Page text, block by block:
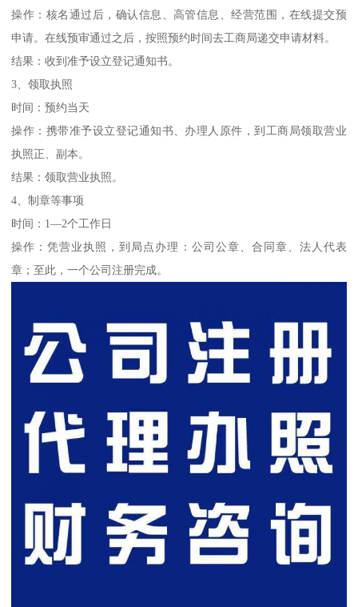
操作：核名通过后，确认信息、高管信息、经营范围，在线提交预
申请。在线预审通过之后，按照预约时间去工商局递交申请材料。
结果：收到准予设立登记通知书。
3、领取执照
时间：预约当天
操作：携带准予设立登记通知书、办理人原件，到工商局领取营业
执照正、副本。
结果：领取营业执照。
4、制章等事项
时间：1—2个工作日
操作：凭营业执照，到局点办理：公司公章、合同章、法人代表
章；至此，一个公司注册完成。